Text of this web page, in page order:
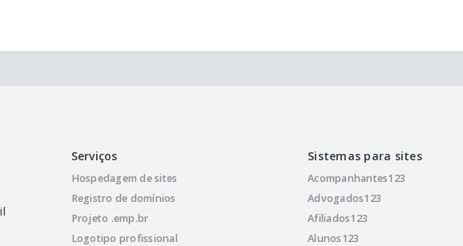
Serviços
Hospedagem de sites
Registro de domínios
Projeto .emp.br
Logotipo profissional
Sistemas para sites
Acompanhantes123
Advogados123
Afiliados123
Alunos123